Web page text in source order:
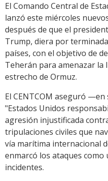
El Comando Central de
lanzó este miércoles
después de que el
Trump, diera por
países, con el objetivo de
Teherán para amenazar la
estrecho de Ormuz.
El CENTCOM aseguró
"Estados Unidos
agresión injustificada
tripulaciones civiles que
vía marítima internacional
enmarcó los ataques como
incidentes.